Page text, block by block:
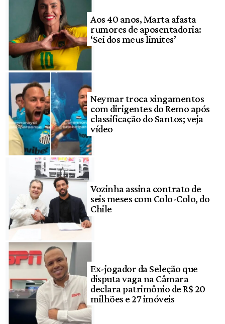
Aos 40 anos, Marta afasta
rumores de aposentadoria:
‘Sei dos meus limites’
Neymar troca xingamentos
com dirigentes do Remo após
classificação do Santos; veja
vídeo
Vozinha assina contrato de
seis meses com Colo-Colo, do
Chile
Ex-jogador da Seleção que
disputa vaga na Câmara
declara patrimônio de R$ 20
milhões e 27 imóveis